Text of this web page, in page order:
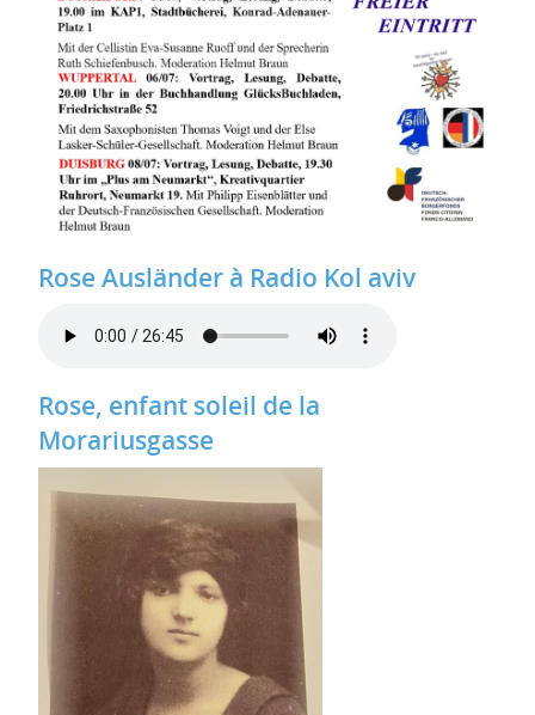
Rose Ausländer à Radio Kol aviv
Rose, enfant soleil de la
Morariusgasse